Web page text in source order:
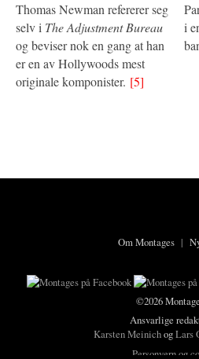
Thomas Newman refererer seg
selv i The Adjustment Bureau
og beviser nok en gang at han
er en av Hollywoods mest
originale komponister. [5]
i
Om Montages|
©2026
Ansvarlige
Karsten MeinichogLars
Personvern og